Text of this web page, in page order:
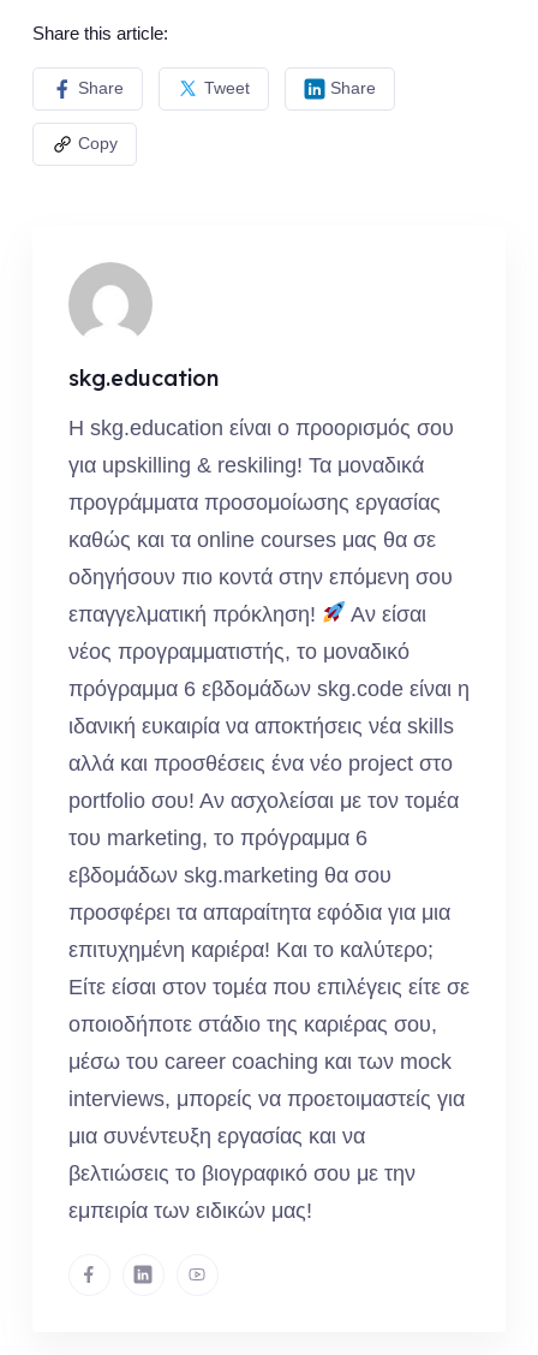
Share this article:
Share Tweet Share
Copy
skg.education
Η skg.education είναι ο προορισμός σου
για upskilling & reskiling! Τα μοναδικά
προγράμματα προσομοίωσης εργασίας
καθώς και τα online courses μας θα σε
οδηγήσουν πιο κοντά στην επόμενη σου
επαγγελματική πρόκληση!
Αν είσαι
νέος προγραμματιστής, το μοναδικό
πρόγραμμα 6 εβδομάδων skg.code είναι η
ιδανική ευκαιρία να αποκτήσεις νέα skills
αλλά και προσθέσεις ένα νέο project στο
portfolio σου! Αν ασχολείσαι με τον τομέα
του marketing, το πρόγραμμα 6
εβδομάδων skg.marketing θα σου
προσφέρει τα απαραίτητα εφόδια για μια
επιτυχημένη καριέρα! Και το καλύτερο;
Είτε είσαι στον τομέα που επιλέγεις είτε σε
οποιοδήποτε στάδιο της καριέρας σου,
μέσω του career coaching και των mock
interviews, μπορείς να προετοιμαστείς για
μια συνέντευξη εργασίας και να
βελτιώσεις το βιογραφικό σου με την
εμπειρία των ειδικών μας!